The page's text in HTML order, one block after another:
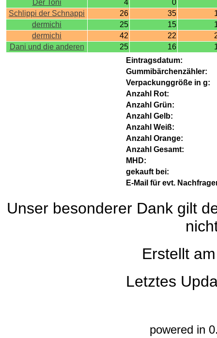
Der Toni
4
0
Schlippi der Schnappi
26 35
dermichi
25 15
dermichi
42 22
Dani und die anderen
25 16
Eintragsdatum:
Gummibärchenzähler:
Verpackunggröße in g:
Anzahl Rot:
Anzahl Grün:
Anzahl Gelb:
Anzahl Weiß:
Anzahl Orange:
Anzahl Gesamt:
MHD:
gekauft bei:
E-Mail für evt.
Unser besonderer Dank gilt
Erstellt
Letztes
powered in